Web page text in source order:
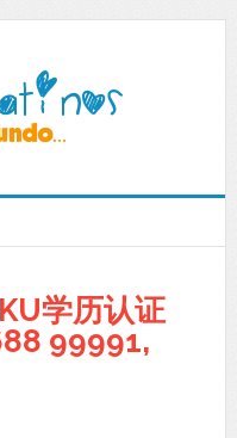
学历认证
99991,